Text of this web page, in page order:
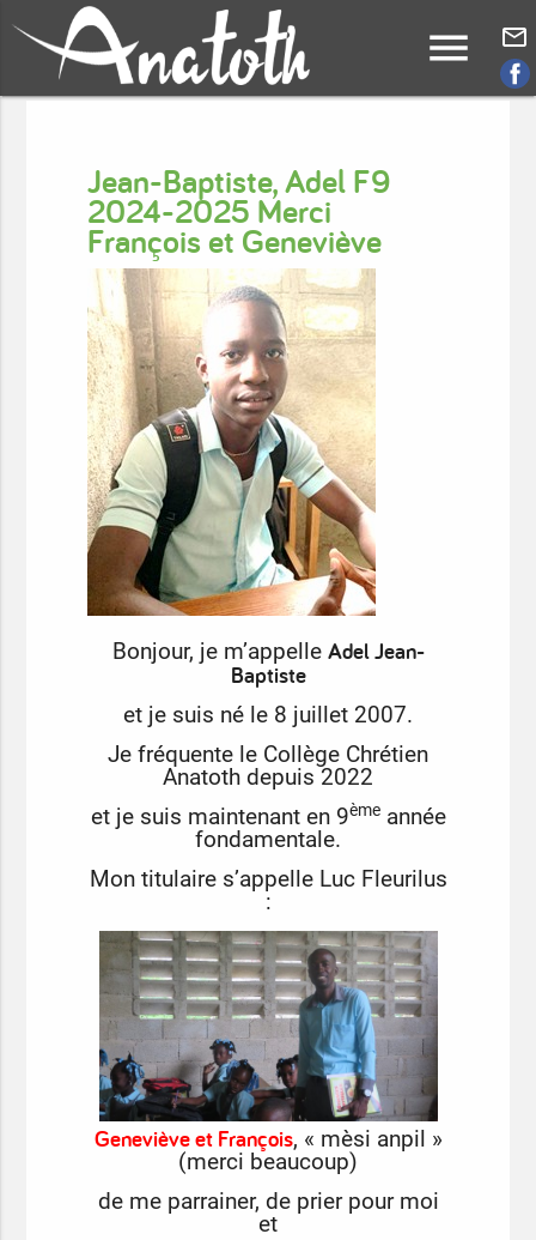
menu mail_outline
Jean-Baptiste, Adel F9
2024-2025 Merci
François et Geneviève
Bonjour, je m’appelle Adel Jean-
Baptiste
et je suis né le 8 juillet 2007.
Je fréquente le Collège Chrétien
Anatoth depuis 2022
et je suis maintenant en 9èmeannée
fondamentale.
Mon titulaire s’appelle Luc Fleurilus
:
Geneviève et François, « mèsi anpil »
(merci beaucoup)
de me parrainer, de prier pour moi
et